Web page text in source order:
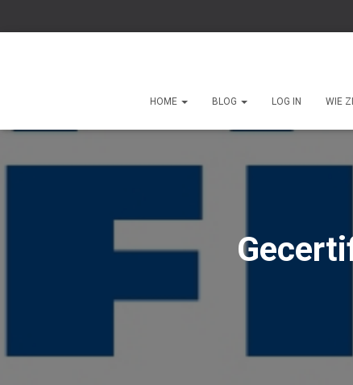
HOME BLOG LOG IN WIE